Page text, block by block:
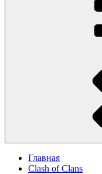
Главная
Clash of Clans